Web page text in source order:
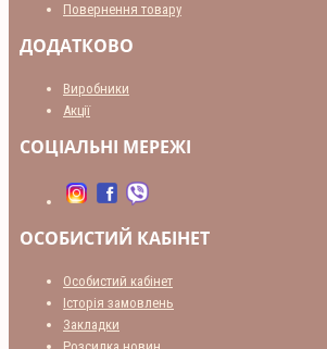
Повернення товару
ДОДАТКОВО
Виробники
Акції
СОЦІАЛЬНІ МЕРЕЖІ
ОСОБИСТИЙ КАБІНЕТ
Особистий кабінет
Історія замовлень
Закладки